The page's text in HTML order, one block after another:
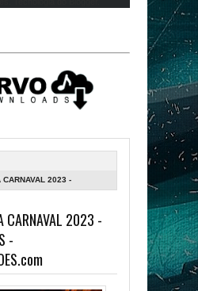
2026 - O ZERO UM É NOIZz -
CARNAVAL 2023 -
CARNAVAL 2023 -
-